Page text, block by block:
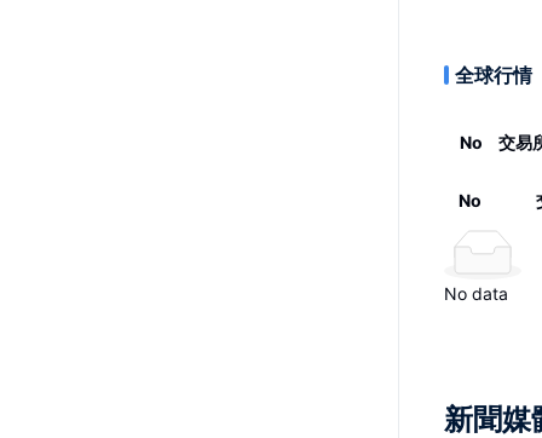
全球行情
No 交易
No
No data
新聞媒